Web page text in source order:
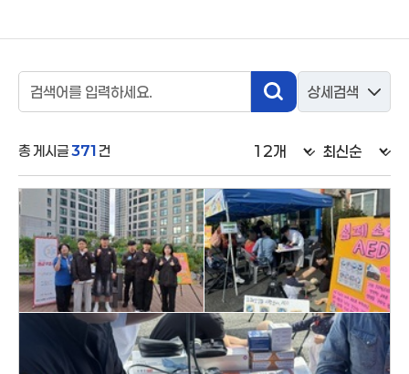
검색어입력 검색 상세검색
총 게시글371 건